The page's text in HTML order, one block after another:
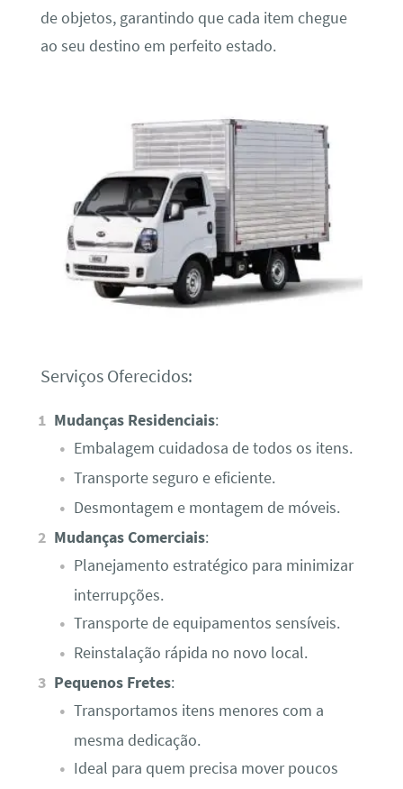
de objetos, garantindo que cada item chegue
ao seu destino em perfeito estado.
Serviços Oferecidos:
Mudanças Residenciais:
Embalagem cuidadosa de todos os itens.
Transporte seguro e eficiente.
Desmontagem e montagem de móveis.
Mudanças Comerciais:
Planejamento estratégico para minimizar
interrupções.
Transporte de equipamentos sensíveis.
Reinstalação rápida no novo local.
Pequenos Fretes:
Transportamos itens menores com a
mesma dedicação.
Ideal para quem precisa mover poucos